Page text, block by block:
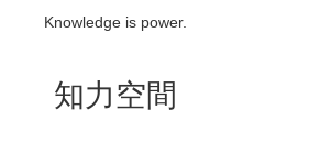
Knowledge is power.
知力空間